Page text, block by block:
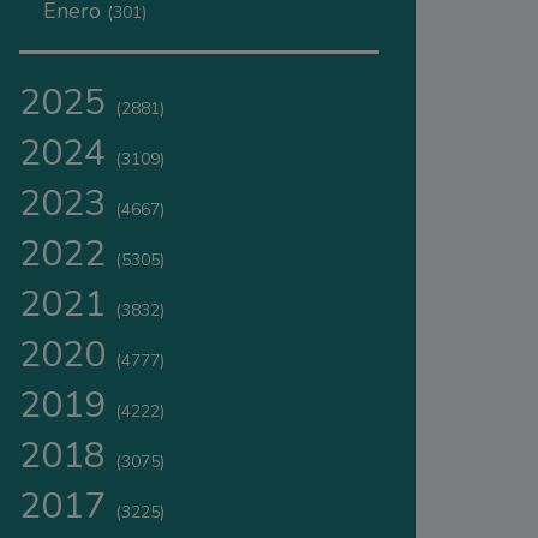
Enero (301)
2025 (2881)
2024 (3109)
2023 (4667)
2022 (5305)
2021 (3832)
2020 (4777)
2019 (4222)
2018 (3075)
2017 (3225)